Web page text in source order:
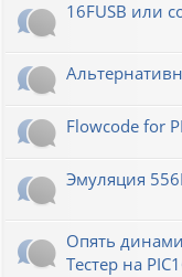
16FUSB или
Flowcode for
Эмуляция
Опять
Тестер на